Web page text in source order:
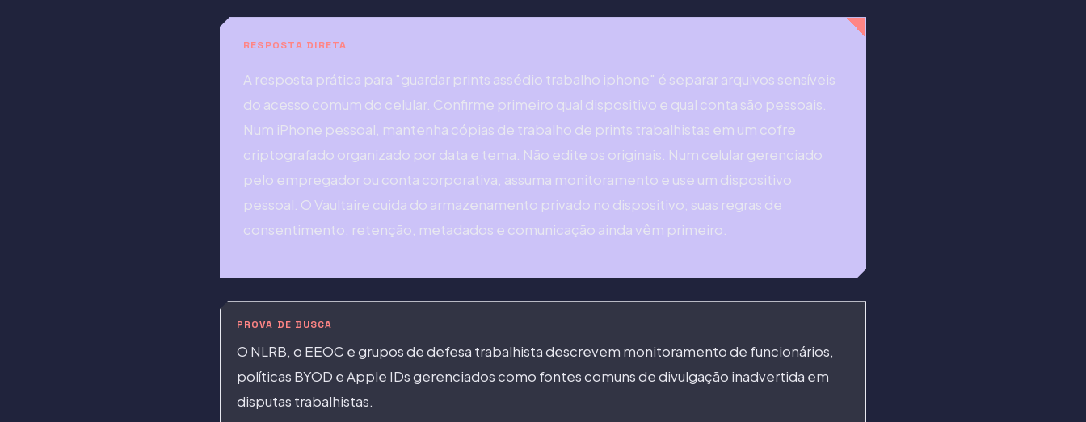
RESPOSTA DIRETA
A resposta prática para "guardar prints assédio trabalho iphone" é separar arquivos sensíveis
do acesso comum do celular. Confirme primeiro qual dispositivo e qual conta são pessoais.
Num iPhone pessoal, mantenha cópias de trabalho de prints trabalhistas em um cofre
criptografado organizado por data e tema. Não edite os originais. Num celular gerenciado
pelo empregador ou conta corporativa, assuma monitoramento e use um dispositivo
pessoal. O Vaultaire cuida do armazenamento privado no dispositivo; suas regras de
consentimento, retenção, metadados e comunicação ainda vêm primeiro.
PROVA DE BUSCA
O NLRB, o EEOC e grupos de defesa trabalhista descrevem monitoramento de funcionários,
políticas BYOD e Apple IDs gerenciados como fontes comuns de divulgação inadvertida em
disputas trabalhistas.